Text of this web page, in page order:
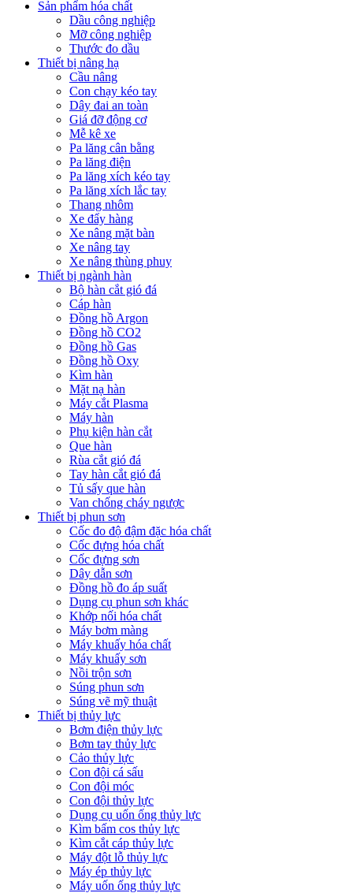
Sản phẩm hóa chất
Dầu công nghiệp
Mỡ công nghiệp
Thước đo dầu
Thiết bị nâng hạ
Cầu nâng
Con chạy kéo tay
Dây đai an toàn
Giá đỡ động cơ
Mễ kê xe
Pa lăng cân bằng
Pa lăng điện
Pa lăng xích kéo tay
Pa lăng xích lắc tay
Thang nhôm
Xe đẩy hàng
Xe nâng mặt bàn
Xe nâng tay
Xe nâng thùng phuy
Thiết bị ngành hàn
Bộ hàn cắt gió đá
Cáp hàn
Đồng hồ Argon
Đồng hồ CO2
Đồng hồ Gas
Đồng hồ Oxy
Kìm hàn
Mặt nạ hàn
Máy cắt Plasma
Máy hàn
Phụ kiện hàn cắt
Que hàn
Rùa cắt gió đá
Tay hàn cắt gió đá
Tủ sấy que hàn
Van chống cháy ngược
Thiết bị phun sơn
Cốc đo độ đậm đặc hóa chất
Cốc đựng hóa chất
Cốc đựng sơn
Dây dẫn sơn
Đồng hồ đo áp suất
Dụng cụ phun sơn khác
Khớp nối hóa chất
Máy bơm màng
Máy khuấy hóa chất
Máy khuấy sơn
Nồi trộn sơn
Súng phun sơn
Súng vẽ mỹ thuật
Thiết bị thủy lực
Bơm điện thủy lực
Bơm tay thủy lực
Cảo thủy lực
Con đội cá sấu
Con đội móc
Con đội thủy lực
Dụng cụ uốn ống thủy lực
Kìm bấm cos thủy lực
Kìm cắt cáp thủy lực
Máy đột lỗ thủy lực
Máy ép thủy lực
Máy uốn ống thủy lực